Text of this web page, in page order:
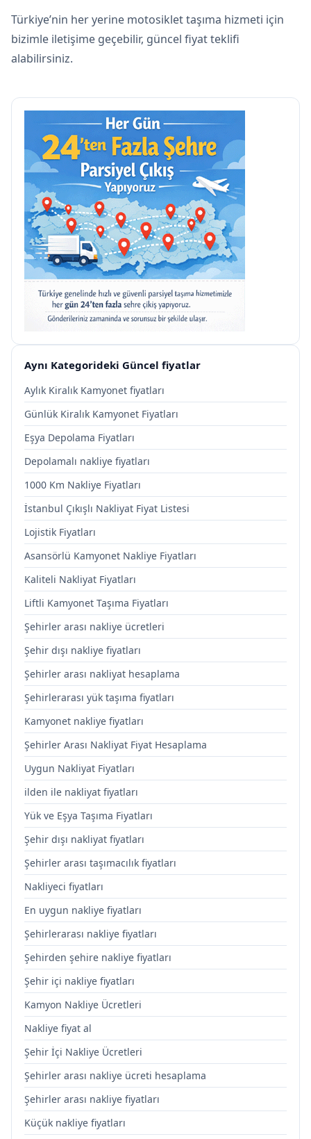
Türkiye’nin her yerine motosiklet taşıma hizmeti için
bizimle iletişime geçebilir, güncel fiyat teklifi
alabilirsiniz.
Aynı Kategorideki Güncel fiyatlar
Aylık Kiralık Kamyonet fiyatları
Günlük Kiralık Kamyonet Fiyatları
Eşya Depolama Fiyatları
Depolamalı nakliye fiyatları
1000 Km Nakliye Fiyatları
İstanbul Çıkışlı Nakliyat Fiyat Listesi
Lojistik Fiyatları
Asansörlü Kamyonet Nakliye Fiyatları
Kaliteli Nakliyat Fiyatları
Liftli Kamyonet Taşıma Fiyatları
Şehirler arası nakliye ücretleri
Şehir dışı nakliye fiyatları
Şehirler arası nakliyat hesaplama
Şehirlerarası yük taşıma fiyatları
Kamyonet nakliye fiyatları
Şehirler Arası Nakliyat Fiyat Hesaplama
Uygun Nakliyat Fiyatları
ilden ile nakliyat fiyatları
Yük ve Eşya Taşıma Fiyatları
Şehir dışı nakliyat fiyatları
Şehirler arası taşımacılık fiyatları
Nakliyeci fiyatları
En uygun nakliye fiyatları
Şehirlerarası nakliye fiyatları
Şehirden şehire nakliye fiyatları
Şehir içi nakliye fiyatları
Kamyon Nakliye Ücretleri
Nakliye fiyat al
Şehir İçi Nakliye Ücretleri
Şehirler arası nakliye ücreti hesaplama
Şehirler arası nakliye fiyatları
Küçük nakliye fiyatları